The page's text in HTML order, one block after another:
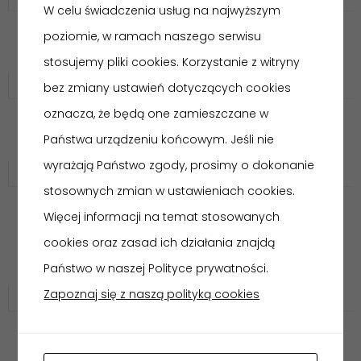
RELACJA – POSIEDZENIE KOMISJI
POPLENEROWEJ
Galerie zdjęć
– TANIEC FORM I DEKORACJI”
Galerie zdjęć
RELACJA – WERNISAŻ WYSTAWY
POPLENEROWEJ XLIII PLENERU MALARSKIEGO Z
CYKLU WŁOCŁAWEK W MALARSTWIE I RYSUNKU
PT. „PLAC WOLNOŚCI”.
Galerie zdjęć
W celu świadczenia usług na najwyższym
poziomie, w ramach naszego serwisu
stosujemy pliki cookies. Korzystanie z witryny
bez zmiany ustawień dotyczących cookies
oznacza, że będą one zamieszczane w
Państwa urządzeniu końcowym. Jeśli nie
wyrażają Państwo zgody, prosimy o dokonanie
stosownych zmian w ustawieniach cookies.
Więcej informacji na temat stosowanych
cookies oraz zasad ich działania znajdą
Państwo w naszej Polityce prywatności.
Zapoznaj się z naszą polityką cookies